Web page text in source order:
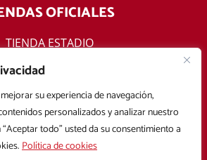
su experiencia de navegación,
personalizados y analizar nuestro
todo” usted da su consentimiento a
Política de cookies
OFICIALES
TIENDA ESTADIO
TIENDA ONLINE
T
w
i
t
t
Y
o
u
t
u
I
n
s
t
a
de privacidad Política de cookies